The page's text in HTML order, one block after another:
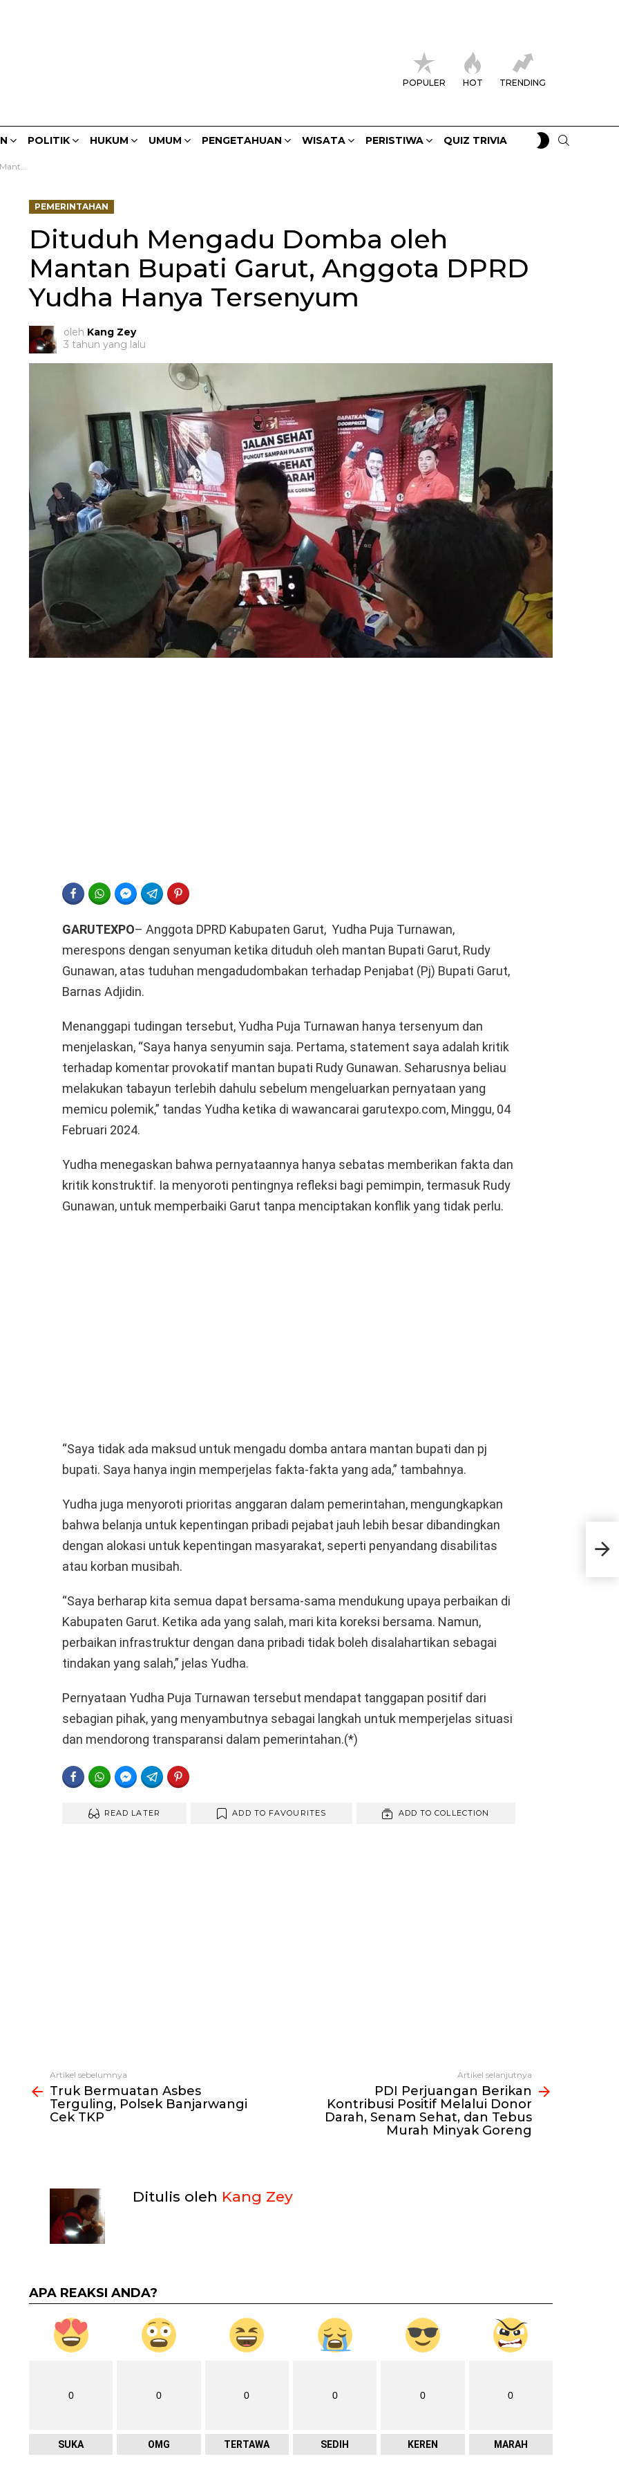
POPULER HOT TRENDING
POLITIK HUKUM UMUM PENGETAHUAN WISATA PERISTIWA QUIZ TRIVIA
SWITCH
SKIN
Tersenyum
PEMERINTAHAN
Dituduh Mengadu Domba oleh
Mantan Bupati Garut, Anggota DPRD
Yudha Hanya Tersenyum
oleh Kang Zey
3 tahun yang lalu
FACEBOOKWHATSAPPFACEBOOK MESSENGER
TELEGRAM
GARUTEXPO– Anggota DPRD Kabupaten Garut, Yudha Puja Turnawan,
merespons dengan senyuman ketika dituduh oleh mantan Bupati Garut, Rudy
Gunawan, atas tuduhan mengadudombakan terhadap Penjabat (Pj) Bupati Garut,
Barnas Adjidin.
Menanggapi tudingan tersebut, Yudha Puja Turnawan hanya tersenyum dan
menjelaskan, “Saya hanya senyumin saja. Pertama, statement saya adalah kritik
terhadap komentar provokatif mantan bupati Rudy Gunawan. Seharusnya beliau
melakukan tabayun terlebih dahulu sebelum mengeluarkan pernyataan yang
memicu polemik,” tandas Yudha ketika di wawancarai garutexpo.com, Minggu, 04
Februari 2024.
Yudha menegaskan bahwa pernyataannya hanya sebatas memberikan fakta dan
kritik konstruktif. Ia menyoroti pentingnya refleksi bagi pemimpin, termasuk Rudy
Gunawan, untuk memperbaiki Garut tanpa menciptakan konflik yang tidak perlu.
“Saya tidak ada maksud untuk mengadu domba antara mantan bupati dan pj
bupati. Saya hanya ingin memperjelas fakta-fakta yang ada,” tambahnya.
Yudha juga menyoroti prioritas anggaran dalam pemerintahan, mengungkapkan
bahwa belanja untuk kepentingan pribadi pejabat jauh lebih besar dibandingkan
dengan alokasi untuk kepentingan masyarakat, seperti penyandang disabilitas
atau korban musibah.
“Saya berharap kita semua dapat bersama-sama mendukung upaya perbaikan di
Kabupaten Garut. Ketika ada yang salah, mari kita koreksi bersama. Namun,
perbaikan infrastruktur dengan dana pribadi tidak boleh disalahartikan sebagai
tindakan yang salah,” jelas Yudha.
Pernyataan Yudha Puja Turnawan tersebut mendapat tanggapan positif dari
sebagian pihak, yang menyambutnya sebagai langkah untuk memperjelas situasi
dan mendorong transparansi dalam pemerintahan.(*)
FACEBOOKWHATSAPPFACEBOOK MESSENGER
TELEGRAM
READ LATER ADD TO FAVOURITES ADD TO COLLECTION
Lihat
selengkapnya
Artikel sebelumnya
Truk Bermuatan Asbes
Terguling, Polsek Banjarwangi
Cek TKP
Artikel selanjutnya
PDI Perjuangan Berikan
Kontribusi Positif Melalui Donor
Darah, Senam Sehat, dan Tebus
Murah Minyak Goreng
Ditulis oleh Kang Zey
APA REAKSI ANDA?
0
SUKA
0
OMG
0
TERTAWA
0
SEDIH
0
KEREN
0
MARAH